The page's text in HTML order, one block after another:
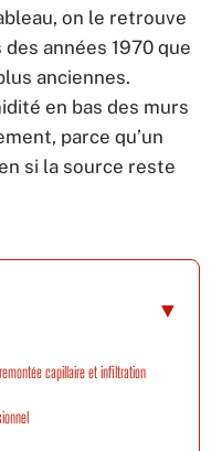
on le retrouve
années 1970 que
anciennes.
en bas des murs
parce qu’un
si la source reste
capillaire et infiltration